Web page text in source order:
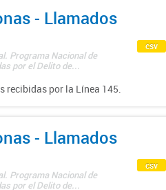
- Llamados
Programa Nacional de
por el Delito de...
recibidas por la Línea 145.
csv
- Llamados
Programa Nacional de
por el Delito de...
csv